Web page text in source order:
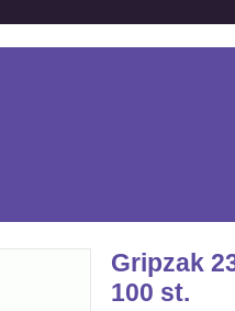
Gripzak
100 st.